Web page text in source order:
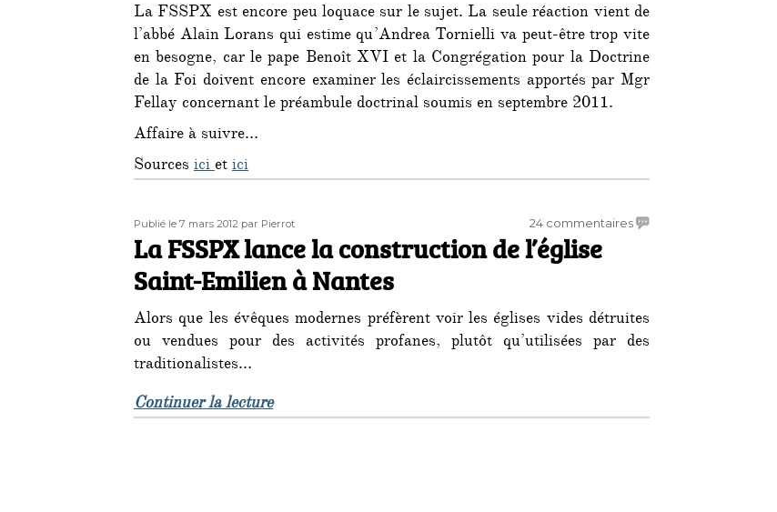
La FSSPX est encore peu loquace sur le sujet. La seule réaction vient de
l’abbé Alain Lorans qui estime qu’Andrea Tornielli va peut-être trop vite
en besogne, car le pape Benoît XVI et la Congrégation pour la Doctrine
de la Foi doivent encore examiner les éclaircissements apportés par Mgr
Fellay concernant le préambule doctrinal soumis en septembre 2011.
Affaire à suivre…
Sources icietici
Publié
le
Publié le 7 mars 2012 Auteur
par Pierrot 24 commentairessur
construction
de
à
La FSSPX lance la construction de l’église
Saint-Emilien à Nantes
Alors que les évêques modernes préfèrent voir les églises vides détruites
ou vendues pour des activités profanes, plutôt qu’utilisées par des
traditionalistes…
Continuer la lecturede « La FSSPX lance la construction de l’église Saint-Emilien à Nantes »